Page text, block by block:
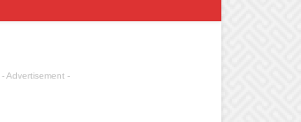
- Advertisement -